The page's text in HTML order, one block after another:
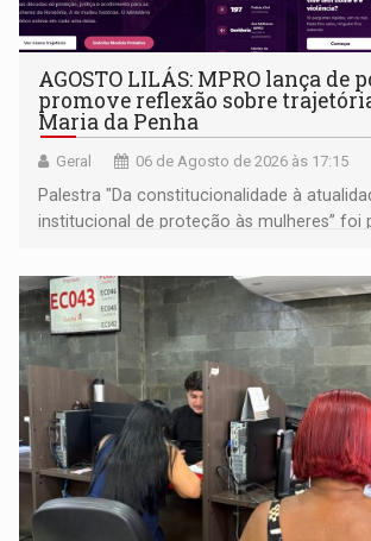
AGOSTO LILÁS: MPRO lança de
promove reflexão sobre
Maria da Penha
Geral 06 de Agosto de 2026 às 17:15
Palestra "Da constitucionalidade à
institucional de proteção às mulheres” foi
Goiás